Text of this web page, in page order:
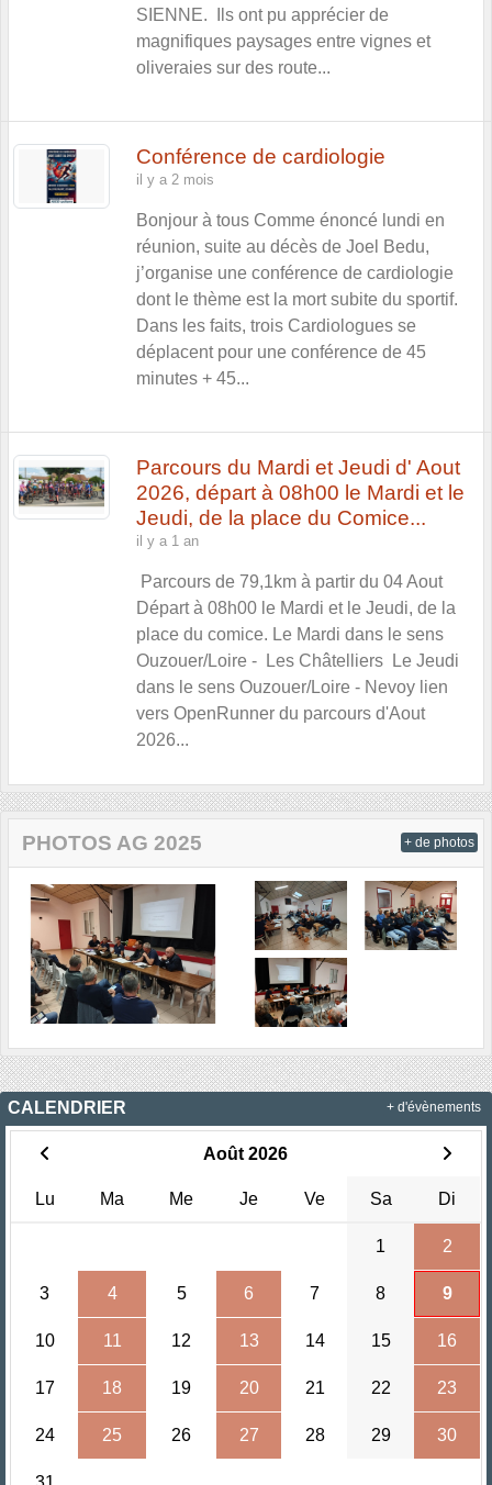
SIENNE. Ils ont pu apprécier de
magnifiques paysages entre vignes et
oliveraies sur des route...
Conférence de cardiologie
il y a 2 mois
Bonjour à tous Comme énoncé lundi en
réunion, suite au décès de Joel Bedu,
j’organise une conférence de cardiologie
dont le thème est la mort subite du sportif.
Dans les faits, trois Cardiologues se
déplacent pour une conférence de 45
minutes + 45...
Parcours du Mardi et Jeudi d' Aout
2026, départ à 08h00 le Mardi et le
Jeudi, de la place du Comice...
il y a 1 an
Parcours de 79,1km à partir du 04 Aout
Départ à 08h00 le Mardi et le Jeudi, de la
place du comice. Le Mardi dans le sens
Ouzouer/Loire - Les Châtelliers Le Jeudi
dans le sens Ouzouer/Loire - Nevoy lien
vers OpenRunner du parcours d'Aout
2026...
PHOTOS AG 2025 + de photos
CALENDRIER
Août 2026
Lu Ma Me Je Ve Sa Di
1 2
3 4 5 6 7 8 9
10 11 12 13 14 15 16
17 18 19 20 21 22 23
24 25 26 27 28 29 30
+ d'évènements